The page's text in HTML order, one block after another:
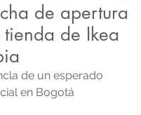
de apertura
de Ikea
de un esperado
en Bogotá